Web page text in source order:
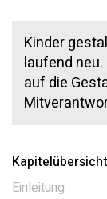
Kinder
laufend
auf die
Kapitelübersicht
Einleitung